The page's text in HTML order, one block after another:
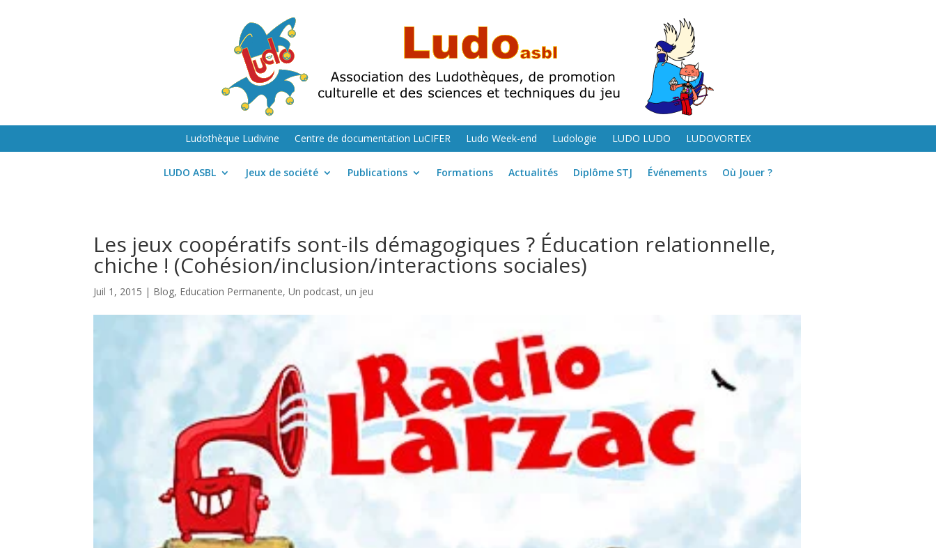
Ludothèque Ludivine Centre de documentation LuCIFER Ludo Week-end Ludologie LUDO LUDO LUDOVORTEX
LUDO ASBL Jeux de société Publications Formations Actualités Diplôme STJ Événements Où Jouer ?
Les jeux coopératifs sont-ils démagogiques ? Éducation relationnelle,
chiche ! (Cohésion/inclusion/interactions sociales)
Juil 1, 2015 | Blog, Education Permanente,Un podcast, un jeu